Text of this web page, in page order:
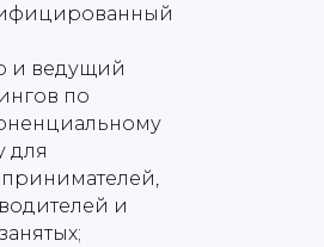
и ведущий
по
для
и